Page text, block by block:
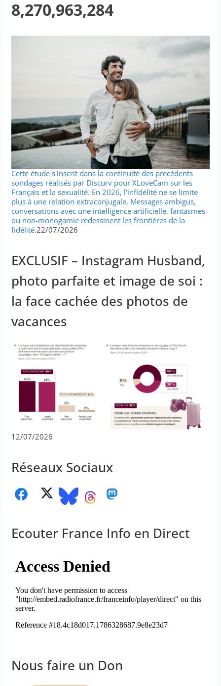
8,270,963,284
Cette étude s'inscrit dans la continuité des précédents
sondages réalisés par Discurv pour XLoveCam sur les
Français et la sexualité. En 2026, l'infidélité ne se limite
plus à une relation extraconjugale. Messages ambigus,
conversations avec une intelligence artificielle, fantasmes
ou non-monogamie redessinent les frontières de la
fidélité.22/07/2026
EXCLUSIF – Instagram Husband,
photo parfaite et image de soi :
la face cachée des photos de
vacances
12/07/2026
Réseaux Sociaux
Ecouter France Info en Direct
Nous faire un Don